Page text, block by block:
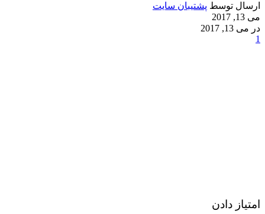
ارسال توسط پشتیبان سایت
می 13, 2017
در می 13, 2017
1
امتیاز دادن